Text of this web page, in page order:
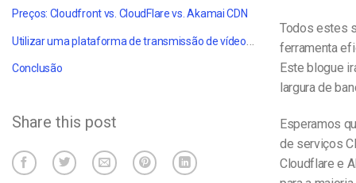
Preços: Cloudfront vs. CloudFlare vs. Akamai CDN
Conclusão
Share this post
Todos estes
ferramenta
Este blogue
largura de
Esperamos
de serviços
Cloudflare e